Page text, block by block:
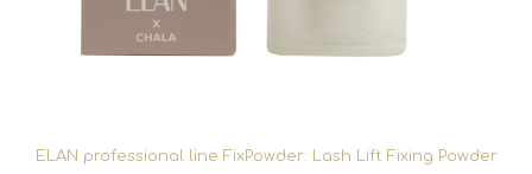
ELAN professional line FixPowder: Lash Lift Fixing Powder